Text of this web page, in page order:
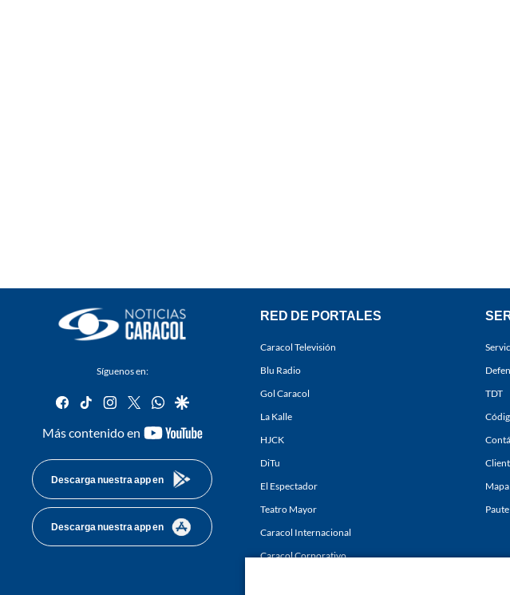
Síguenos en:
facebook
tiktok instagram
twitterwhatsapp
google
Más contenido en
youtube-
Descarga nuestra app en
Descarga nuestra app en
RED DE PORTALES
Caracol Televisión
Blu Radio
Gol Caracol
La Kalle
HJCK
DiTu
El Espectador
Teatro Mayor
Caracol Internacional
Caracol Corporativo
TDT